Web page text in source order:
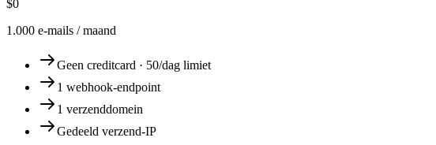
$0
1.000 e-mails / maand
Geen creditcard · 50/dag limiet
1 webhook-endpoint
1 verzenddomein
Gedeeld verzend-IP